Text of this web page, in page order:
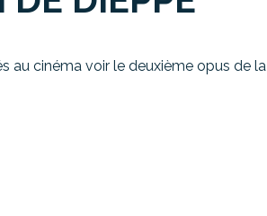
au cinéma voir le deuxième opus de la